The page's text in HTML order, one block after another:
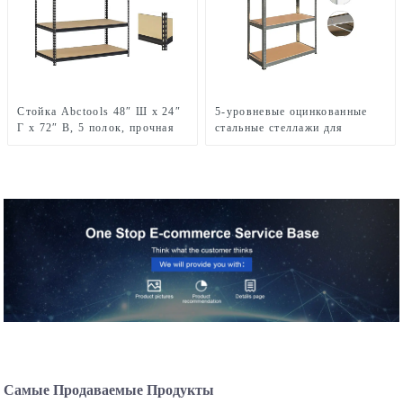
Стойка Abctools 48″ Ш x 24″
Г x 72″ В, 5 полок, прочная
5-уровневые оцинкованные
стальные стеллажи для
Самые Продаваемые Продукты